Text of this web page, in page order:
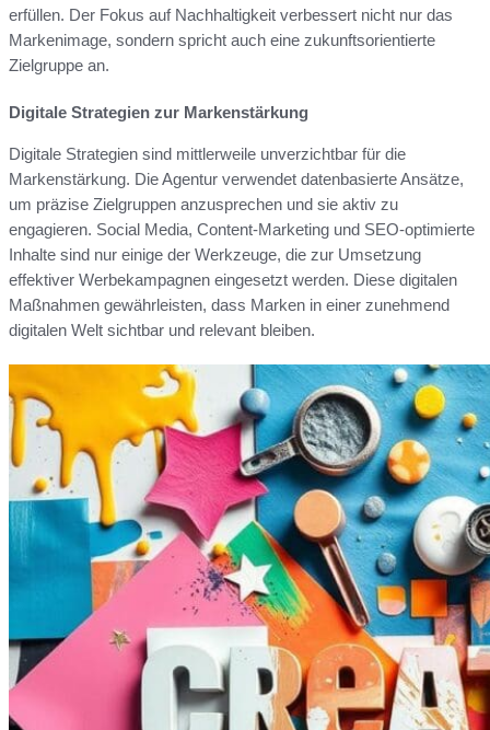
erfüllen. Der Fokus auf Nachhaltigkeit verbessert nicht nur das
Markenimage, sondern spricht auch eine zukunftsorientierte
Zielgruppe an.
Digitale Strategien zur Markenstärkung
Digitale Strategien sind mittlerweile unverzichtbar für die
Markenstärkung. Die Agentur verwendet datenbasierte Ansätze,
um präzise Zielgruppen anzusprechen und sie aktiv zu
engagieren. Social Media, Content-Marketing und SEO-optimierte
Inhalte sind nur einige der Werkzeuge, die zur Umsetzung
effektiver Werbekampagnen eingesetzt werden. Diese digitalen
Maßnahmen gewährleisten, dass Marken in einer zunehmend
digitalen Welt sichtbar und relevant bleiben.